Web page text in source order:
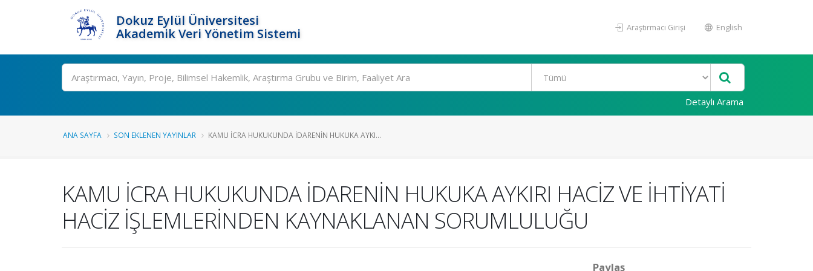
Dokuz Eylül Üniversitesi
Akademik Veri Yönetim Sistemi
Araştırmacı Girişi English
Ara
Detaylı Arama
ANA SAYFA SON EKLENEN YAYINLAR KAMU İCRA HUKUKUNDA İDARENİN HUKUKA AYKI...
KAMU İCRA HUKUKUNDA İDARENİN HUKUKA AYKIRI HACİZ VE İHTİYATİ
HACİZ İŞLEMLERİNDEN KAYNAKLANAN SORUMLULUĞU
Paylaş